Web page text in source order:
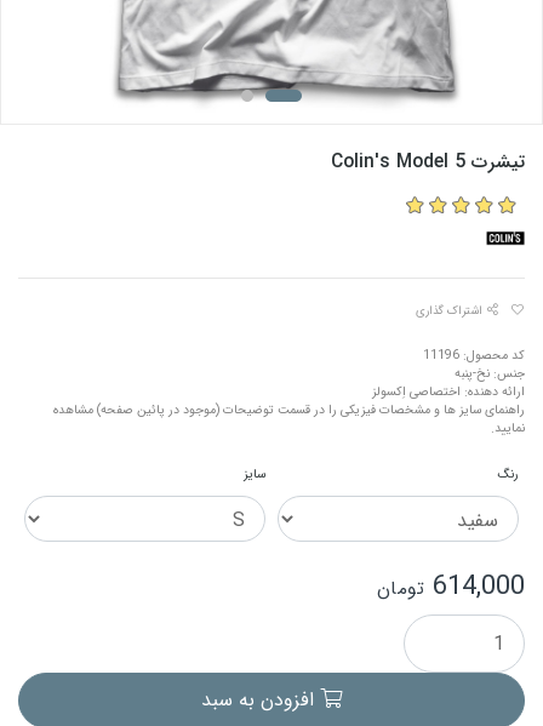
تیشرت Colin's Model 5
اشتراک گذاری
کد محصول: 11196
جنس: نخ-پنبه
ارائه دهنده: اختصاصی اِکسولز
راهنمای سایز ها و مشخصات فیزیکی را در قسمت توضیحات (موجود در پائین صفحه) مشاهده
نمایید.
رنگ سایز
614,000 تومان
افزودن به سبد